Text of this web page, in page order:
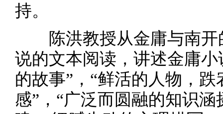
持。
陈洪教授从金庸与南开
说的文本阅读，讲述金庸
的故事”，“鲜活的人物，
感”，“广泛而圆融的知识涵